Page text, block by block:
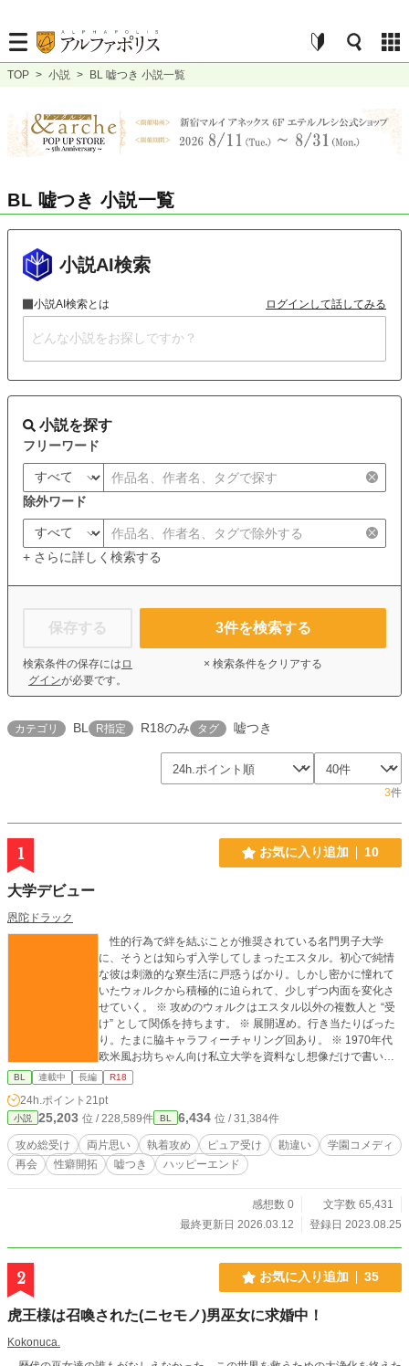
TOP > 小説 > BL 嘘つき 小説一覧
BL 嘘つき 小説一覧
小説AI検索
小説AI検索とは ログインして話してみる
小説を探す
フリーワード
除外ワード
+ さらに詳しく検索する
保存する
検索条件の保存には ロ
グインが必要です。
3件を検索する
× 検索条件をクリアする
カテゴリ BL R指定 R18のみ タグ 嘘つき
3件
1 お気に入り追加 10
大学デビュー
恩陀ドラック
性的行為で絆を結ぶことが推奨されている名門男子大学
に、そうとは知らず入学してしまったエスタル。初心で純情
な彼は刺激的な寮生活に戸惑うばかり。しかし密かに憧れて
いたウォルクから積極的に迫られて、少しずつ内面を変化さ
せていく。 ※ 攻めのウォルクはエスタル以外の複数人と “受
け” として関係を持ちます。 ※ 展開遅め。行き当たりばった
り。たまに脇キャラフィーチャリング回あり。 ※ 1970年代
欧米風お坊ちゃん向け私立大学を資料なし想像だけで書いて
ます。 ※ この作品はフィクションです。登場する人物・団
体・出来事等はすべて架空のものであり、現実とは一切関係
ありません。©恩陀ドラック
BL 連載中 長編 R18
24h.ポイント 21pt
小説 25,203 位 / 228,589件 BL 6,434 位 / 31,384件
攻め総受け 両片思い 執着攻め ピュア受け 勘違い
学園コメディ
再会
性癖開拓 嘘つき ハッピーエンド
感想数 0
文字数 65,431
最終更新日 2026.03.12
登録日 2023.08.25
2 お気に入り追加 35
虎王様は召喚された(ニセモノ)男巫女に求婚中！
Kokonuca.